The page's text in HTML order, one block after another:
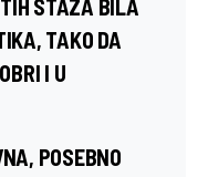
STAZA BILA
TAKO DA
I U
POSEBNO